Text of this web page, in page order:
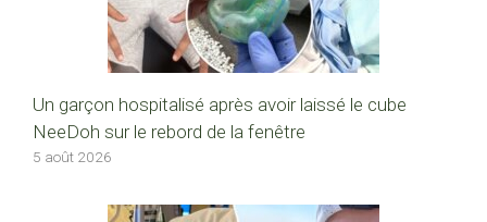
Un garçon hospitalisé après avoir laissé le cube
NeeDoh sur le rebord de la fenêtre
5 août 2026